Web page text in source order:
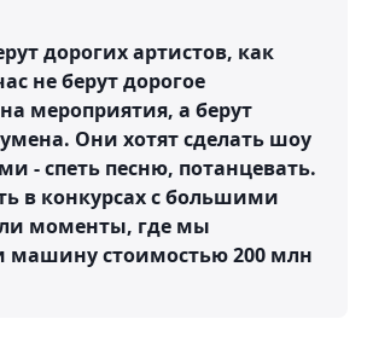
дорогих артистов, как
не берут дорогое
мероприятия, а берут
Они хотят сделать шоу
- спеть песню, потанцевать.
в конкурсах с большими
моменты, где мы
машину стоимостью 200 млн